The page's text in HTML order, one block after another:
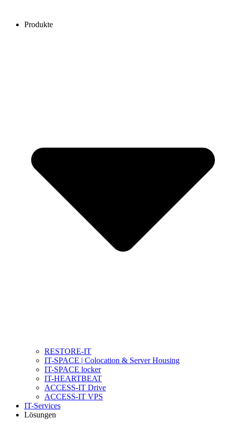
Produkte
RESTORE-IT
IT-SPACE | Colocation & Server Housing
IT-SPACE locker
IT-HEARTBEAT
ACCESS-IT Drive
ACCESS-IT VPS
IT-Services
Lösungen